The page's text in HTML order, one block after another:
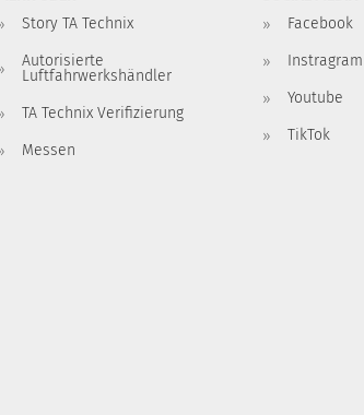
Story TA Technix
Autorisierte
Luftfahrwerkshändler
TA Technix Verifizierung
Messen
Facebook
Instragram
Youtube
TikTok